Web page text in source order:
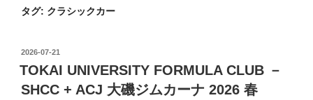
タグ: クラシックカー
投
稿
日:
2026-07-21
TOKAI UNIVERSITY FORMULA CLUB －
SHCC + ACJ 大磯ジムカーナ 2026 春